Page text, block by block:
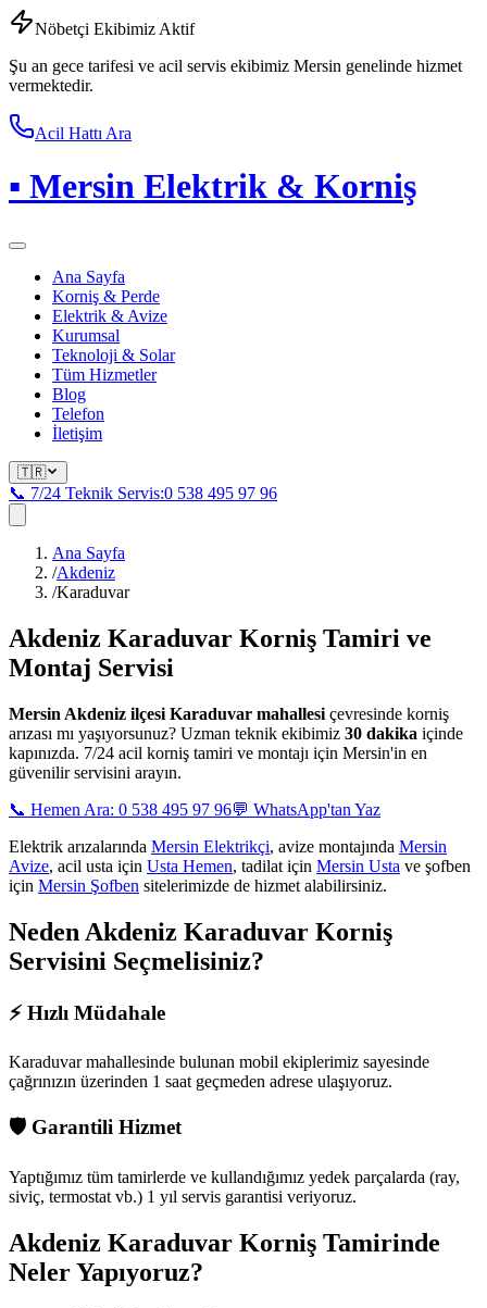
Nöbetçi Ekibimiz Aktif
Şu an gece tarifesi ve acil servis ekibimiz Mersin genelinde hizmet
vermektedir.
Acil Hattı Ara
▪ Mersin Elektrik & Korniş
Ana Sayfa
Korniş & Perde
Elektrik & Avize
Kurumsal
Teknoloji & Solar
Tüm Hizmetler
Blog
Telefon
İletişim
🇹🇷
📞 7/24 Teknik Servis:0 538 495 97 96
Ana Sayfa
/Akdeniz
/Karaduvar
Akdeniz Karaduvar Korniş Tamiri ve
Montaj Servisi
Mersin Akdeniz ilçesi Karaduvar mahallesi çevresinde korniş
arızası mı yaşıyorsunuz? Uzman teknik ekibimiz 30 dakika içinde
kapınızda. 7/24 acil korniş tamiri ve montajı için Mersin'in en
güvenilir servisini arayın.
📞 Hemen Ara: 0 538 495 97 96💬 WhatsApp'tan Yaz
Elektrik arızalarında Mersin Elektrikçi, avize montajında Mersin
Avize, acil usta için Usta Hemen, tadilat için Mersin Usta ve şofben
için Mersin Şofben sitelerimizde de hizmet alabilirsiniz.
Neden Akdeniz Karaduvar Korniş
Servisini Seçmelisiniz?
⚡ Hızlı Müdahale
Karaduvar mahallesinde bulunan mobil ekiplerimiz sayesinde
çağrınızın üzerinden 1 saat geçmeden adrese ulaşıyoruz.
🛡️ Garantili Hizmet
Yaptığımız tüm tamirlerde ve kullandığımız yedek parçalarda (ray,
siviç, termostat vb.) 1 yıl servis garantisi veriyoruz.
Akdeniz Karaduvar Korniş Tamirinde
Neler Yapıyoruz?